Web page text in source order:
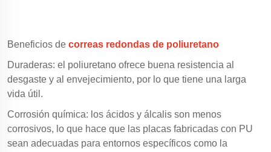
Beneficios de correas redondas de poliuretano
Duraderas: el poliuretano ofrece buena resistencia al
desgaste y al envejecimiento, por lo que tiene una larga
vida útil.
Corrosión química: los ácidos y álcalis son menos
corrosivos, lo que hace que las placas fabricadas con PU
sean adecuadas para entornos específicos como la